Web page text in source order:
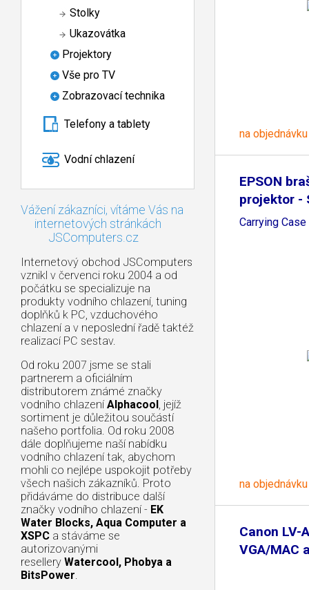
Stolky
Ukazovátka
Projektory
Vše pro TV
Zobrazovací technika
Telefony a tablety
Vodní chlazení
Vážení zákazníci, vítáme Vás na
internetových stránkách
JSComputers.cz
Internetový obchod JSComputers
vznikl v červenci roku 2004 a od
počátku se specializuje na
produkty vodního chlazení, tuning
doplňků k PC, vzduchového
chlazení a v neposlední řadě taktéž
realizací PC sestav.
Od roku 2007 jsme se stali
partnerem a oficiálním
distributorem známé značky
vodního chlazení Alphacool, jejíž
sortiment je důležitou součástí
našeho portfolia. Od roku 2008
dále doplňujeme naší nabídku
vodního chlazení tak, abychom
mohli co nejlépe uspokojit potřeby
všech našich zákazníků. Proto
přidáváme do distribuce další
značky vodního chlazení - EK
Water Blocks, Aqua Computer a
XSPC a stáváme se
autorizovanými
resellery Watercool, Phobya a
BitsPower.
na objednávku
EPSON
projektor -
Carrying
na objednávku
Canon LV-
VGA/MAC